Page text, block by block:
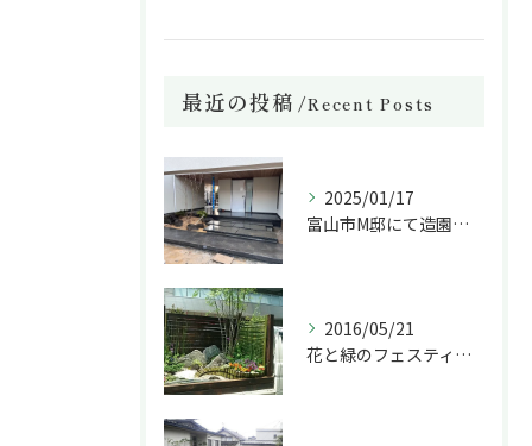
最近の投稿 Recent Posts
2025/01/17
富山市M邸にて造園工事を施工中です。
2016/05/21
花と緑のフェスティバル